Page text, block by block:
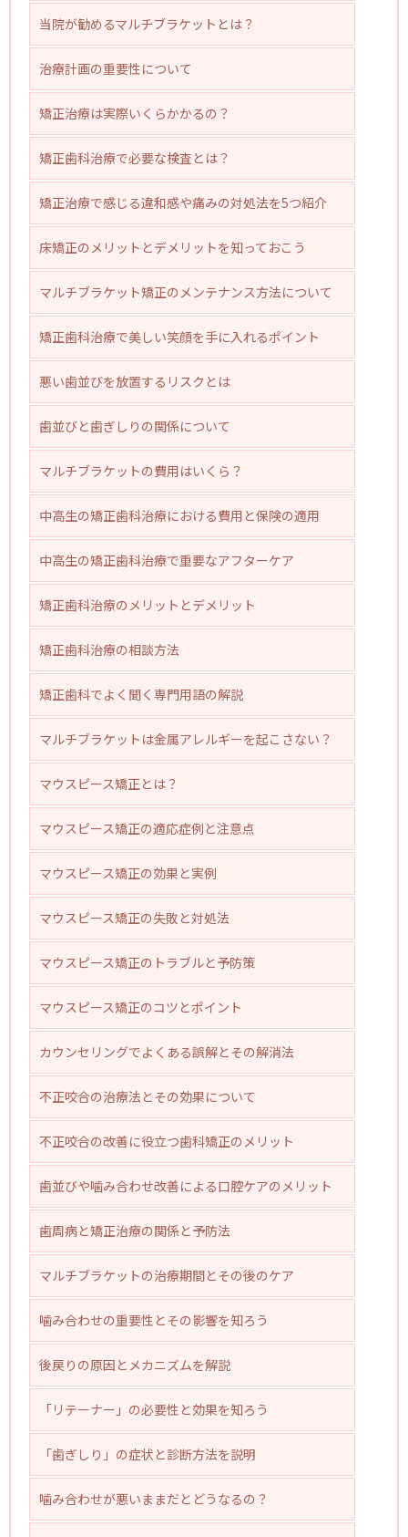
当院が勧めるマルチブラケットとは？
治療計画の重要性について
矯正治療は実際いくらかかるの？
矯正歯科治療で必要な検査とは？
矯正治療で感じる違和感や痛みの対処法を5つ紹介
床矯正のメリットとデメリットを知っておこう
マルチブラケット矯正のメンテナンス方法について
矯正歯科治療で美しい笑顔を手に入れるポイント
悪い歯並びを放置するリスクとは
歯並びと歯ぎしりの関係について
マルチブラケットの費用はいくら？
中高生の矯正歯科治療における費用と保険の適用
中高生の矯正歯科治療で重要なアフターケア
矯正歯科治療のメリットとデメリット
矯正歯科治療の相談方法
矯正歯科でよく聞く専門用語の解説
マルチブラケットは金属アレルギーを起こさない？
マウスピース矯正とは？
マウスピース矯正の適応症例と注意点
マウスピース矯正の効果と実例
マウスピース矯正の失敗と対処法
マウスピース矯正のトラブルと予防策
マウスピース矯正のコツとポイント
カウンセリングでよくある誤解とその解消法
不正咬合の治療法とその効果について
不正咬合の改善に役立つ歯科矯正のメリット
歯並びや噛み合わせ改善による口腔ケアのメリット
歯周病と矯正治療の関係と予防法
マルチブラケットの治療期間とその後のケア
噛み合わせの重要性とその影響を知ろう
後戻りの原因とメカニズムを解説
「リテーナー」の必要性と効果を知ろう
「歯ぎしり」の症状と診断方法を説明
噛み合わせが悪いままだとどうなるの？